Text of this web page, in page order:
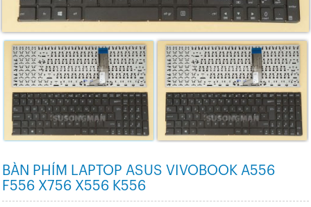
BÀN PHÍM LAPTOP ASUS VIVOBOOK A556
F556 X756 X556 K556